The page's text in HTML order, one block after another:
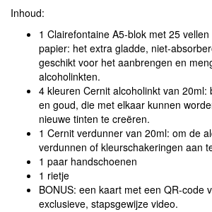
Inhoud:
1 Clairefontaine A5-blok met 25
papier: het extra gladde, niet-
geschikt voor het aanbrengen en
alcoholinkten.
4 kleuren Cernit alcoholinkt van 20ml:
en goud, die met elkaar kunnen
nieuwe tinten te creëren.
1 Cernit verdunner van 20ml: om de
verdunnen of kleurschakeringen aan
1 paar handschoenen
1 rietje
BONUS: een kaart met een QR-code
exclusieve, stapsgewijze video.